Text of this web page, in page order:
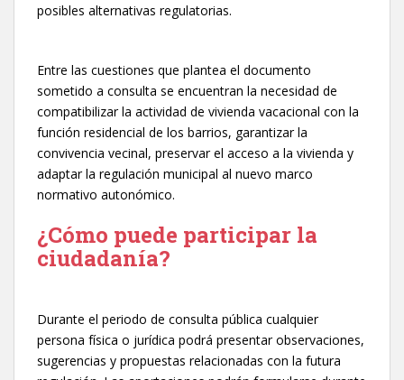
posibles alternativas regulatorias.
Entre las cuestiones que plantea el documento
sometido a consulta se encuentran la necesidad de
compatibilizar la actividad de vivienda vacacional con la
función residencial de los barrios, garantizar la
convivencia vecinal, preservar el acceso a la vivienda y
adaptar la regulación municipal al nuevo marco
normativo autonómico.
¿Cómo puede participar la
ciudadanía?
Durante el periodo de consulta pública cualquier
persona física o jurídica podrá presentar observaciones,
sugerencias y propuestas relacionadas con la futura